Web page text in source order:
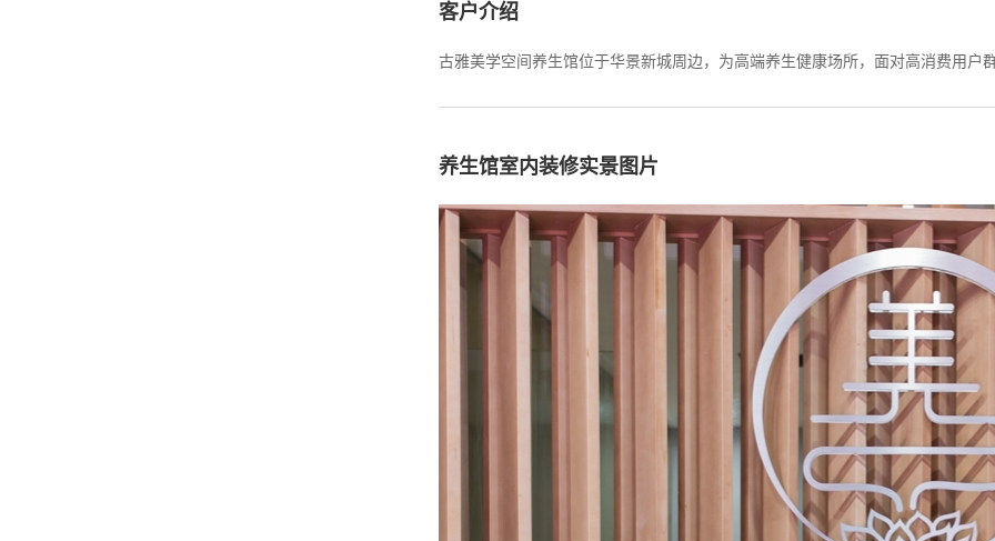
客户介绍
古雅美学空间养生馆位于华景新城周边，为高端养生健康场所，面对高消费用户
养生馆室内装修实景图片